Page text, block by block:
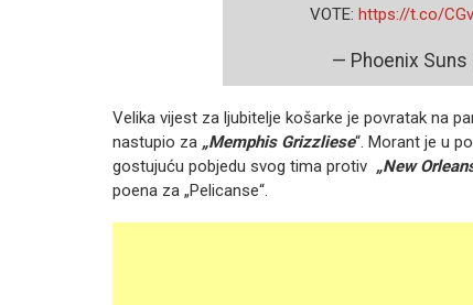
️VOTE: https://t.co/
— Phoenix Suns
Velika vijest za ljubitelje košarke je povratak na
nastupio za „Memphis Grizzliese“. Morant je u
gostujuću pobjedu svog tima protiv „New
poena za „Pelicanse“.